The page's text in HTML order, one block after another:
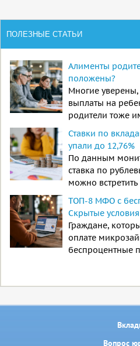
ПОЛЕЗНЫЕ СТАТЬИ
Алименты
положены?
Многие уверены,
выплаты на
родители тоже
Ставки по
упали до 12,76%
По данным
ставка по
можно встретить
ТОП-8 МФО с
Скрытые условия
Граждане,
оплате
беспроцентные
Вопрос